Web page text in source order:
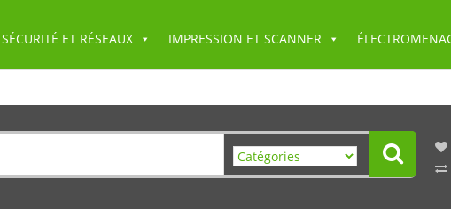
SÉCURITÉ ET RÉSEAUX IMPRESSION ET SCANNER